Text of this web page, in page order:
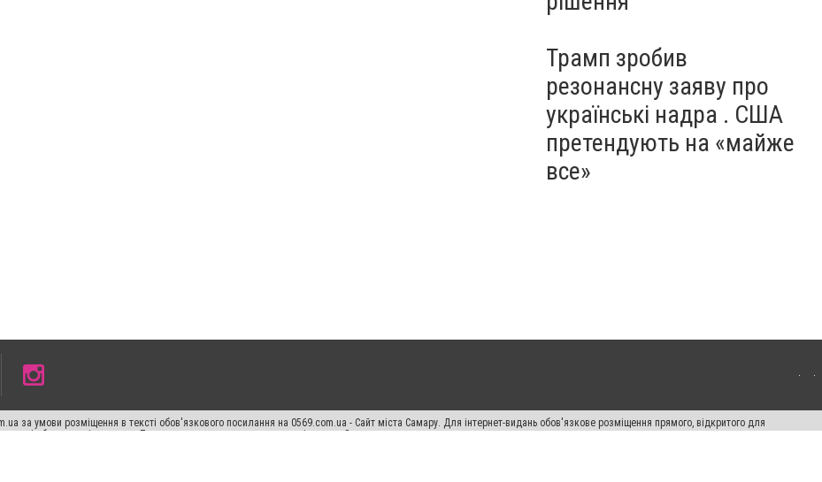
Трамп зробив
резонансну заяву про
українські надра . США
претендують на «майже
все»
за умови розміщення в тексті обов'язкового посилання на 0569.com.ua - Сайт міста Самару. Для інтернет-видань обов'язкове розміщення прямого, відкритого для
або в якості джерела. Порушення виняткових прав переслідується Законом.